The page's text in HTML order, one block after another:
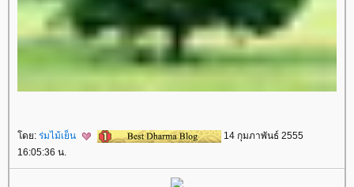
ดย: ร่มไม้เย็น
14 กุมภาพันธ์ 2555
16:05:36 น.